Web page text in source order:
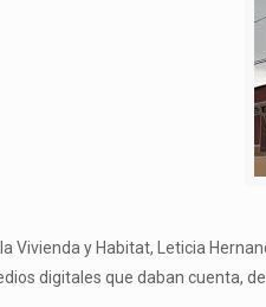
Vivienda y Habitat, Leticia
digitales que daban cuenta,